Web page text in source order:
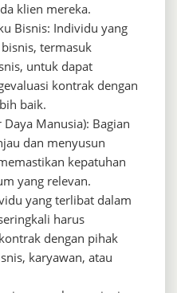
klien mereka.
Bisnis: Individu yang
termasuk
untuk dapat
kontrak dengan
baik.
Daya Manusia): Bagian
dan menyusun
kepatuhan
yang relevan.
yang terlibat dalam
harus
dengan pihak
karyawan, atau